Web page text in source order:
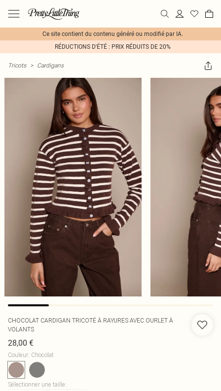
Ce site contient du contenu généré ou modifié par IA.
RÉDUCTIONS D'ÉTÉ : PRIX RÉDUITS DE 20%
Tricots > Cardigans
CHOCOLAT CARDIGAN TRICOTÉ À RAYURES AVEC OURLET À
VOLANTS
28,00 €
Couleur: Chocolat
Sélectionner une taille: